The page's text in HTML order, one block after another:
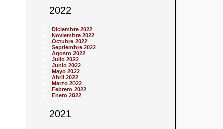
2022
Diciembre 2022
Noviembre 2022
Octubre 2022
Septiembre 2022
Agosto 2022
Julio 2022
Junio 2022
Mayo 2022
Abril 2022
Marzo 2022
Febrero 2022
Enero 2022
2021